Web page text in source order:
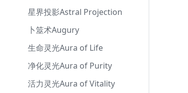
星界投影Astral Projection
卜筮术Augury
生命灵光Aura of Life
净化灵光Aura of Purity
活力灵光Aura of Vitality